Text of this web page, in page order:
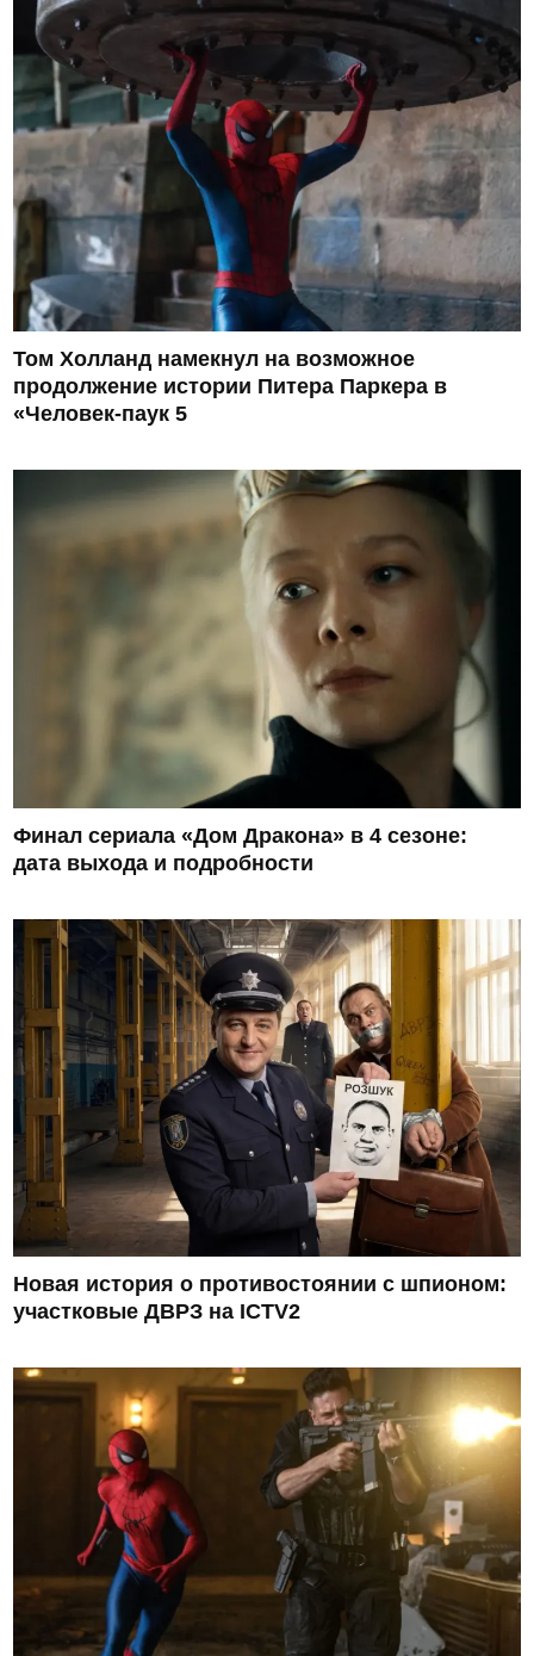
Том Холланд намекнул на возможное
продолжение истории Питера Паркера в
«Человек-паук 5
Финал сериала «Дом Дракона» в 4 сезоне:
дата выхода и подробности
Новая история о противостоянии с шпионом:
участковые ДВРЗ на ICTV2